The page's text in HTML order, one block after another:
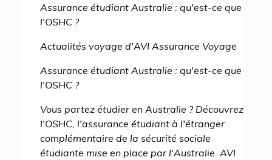
Assurance étudiant Australie : qu'est-ce que
l'OSHC ?
Actualités voyage d'AVI Assurance Voyage
Assurance étudiant Australie : qu'est-ce que
l'OSHC ?
Vous partez étudier en Australie ? Découvrez
l'OSHC, l'assurance étudiant à l'étranger
complémentaire de la sécurité sociale
étudiante mise en place par l'Australie. AVI